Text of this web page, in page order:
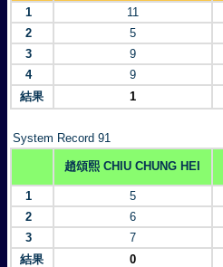
1
11
2
5
3
9
4
9
結果
1
System Record 91
趙頌熙 CHIU CHUNG HEI
1
5
2
6
3
7
結果
0